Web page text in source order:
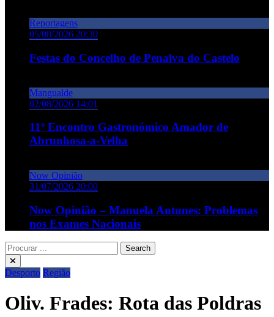
Reportagens
05/08/2026 20:30
Festas do Concelho de Penalva do Castelo
Mangualde
02/08/2026 14:01
11º Encontro Gastronómico Amador de
Abrunhosa-a-Velha
Now Opinião
31/07/2026 20:00
Now Opinião – Manuela Antunes: Problemas
nos Exames Nacionais
Desporto Região
Oliv. Frades: Rota das Poldras